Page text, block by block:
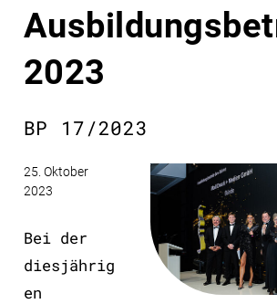
2023
BP 17/2023
25. Oktober
2023
Bei der
diesjährig
en